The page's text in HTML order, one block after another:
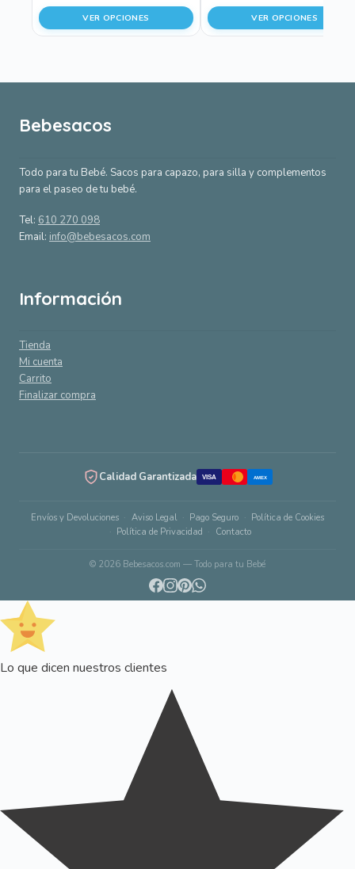
VER OPCIONES
página
de
VER OPCIONES
página
de
Bebesacos
Todo para tu Bebé. Sacos para capazo, para silla y complementos
para el paseo de tu bebé.
Tel: 610 270 098
Email: info@bebesacos.com
Información
Tienda
Mi cuenta
Carrito
Finalizar compra
Calidad Garantizada VISA AMEX
Envíos y Devoluciones Aviso Legal Pago Seguro
Política de Cookies
Política de Privacidad
Contacto
© 2026 Bebesacos.com — Todo para tu Bebé
Lo que dicen nuestros clientes